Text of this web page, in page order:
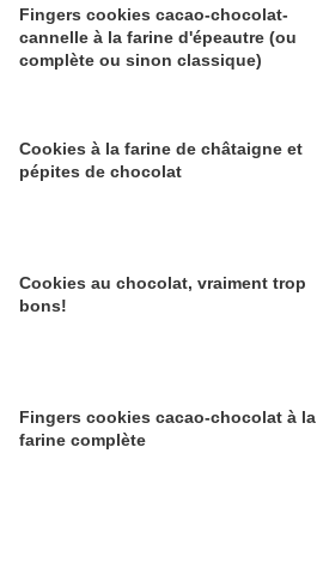
Fingers cookies cacao-chocolat-
cannelle à la farine d'épeautre (ou
complète ou sinon classique)
Cookies à la farine de châtaigne et
pépites de chocolat
Cookies au chocolat, vraiment trop
bons!
Fingers cookies cacao-chocolat à la
farine complète